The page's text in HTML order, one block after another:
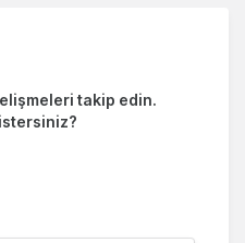
takip edin.